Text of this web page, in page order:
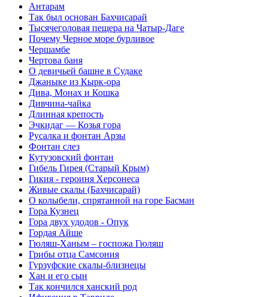
Антарам
Так был основан Бахчисарай
Тысячеголовая пещера на Чатыр-Даге
Почему Черное море бурливое
Чершамбе
Чертова баня
О девичьей башне в Судаке
Джаныке из Кырк-ора
Дива, Монах и Кошка
Дивчина-чайка
Длинная крепость
Эчкидаг — Козья гора
Русалка и фонтан Арзы
Фонтан слез
Кутузовский фонтан
Гибель Гирея (Старый Крым)
Гикия - героиня Херсонеса
Живые скалы (Бахчисарай)
О колыбели, спрятанной на горе Басман
Гора Кузнец
Гора двух удодов - Опук
Гордая Айше
Гюляш-Ханым – госпожа Гюляш
Грибы отца Самсония
Гурзуфские скалы-близнецы
Хан и его сын
Так кончился ханский род